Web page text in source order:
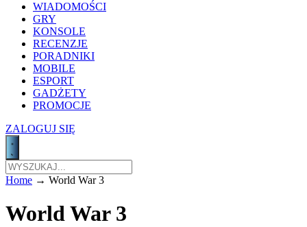
WIADOMOŚCI
GRY
KONSOLE
RECENZJE
PORADNIKI
MOBILE
ESPORT
GADŻETY
PROMOCJE
ZALOGUJ SIĘ
Home → World War 3
World War 3